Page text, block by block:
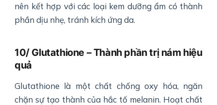
nên kết hợp với các loại kem dưỡng ẩm có thành
phần dịu nhẹ, tránh kích ứng da.
10/ Glutathione – Thành phần trị nám hiệu
quả
Glutathione là một chất chống oxy hóa, ngăn
chặn sự tạo thành của hắc tố melanin. Hoạt chất